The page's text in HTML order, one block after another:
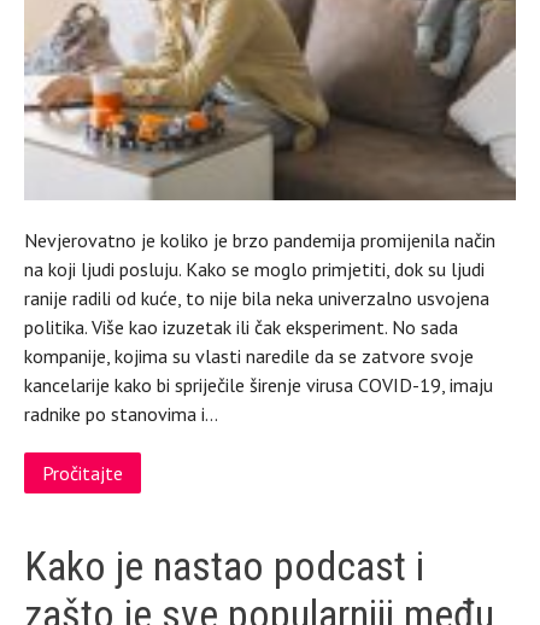
Nevjerovatno je koliko je brzo pandemija promijenila način
na koji ljudi posluju. Kako se moglo primjetiti, dok su ljudi
ranije radili od kuće, to nije bila neka univerzalno usvojena
politika. Više kao izuzetak ili čak eksperiment. No sada
kompanije, kojima su vlasti naredile da se zatvore svoje
kancelarije kako bi spriječile širenje virusa COVID-19, imaju
radnike po stanovima i…
Pročitajte
Kako je nastao podcast i
zašto je sve popularniji među